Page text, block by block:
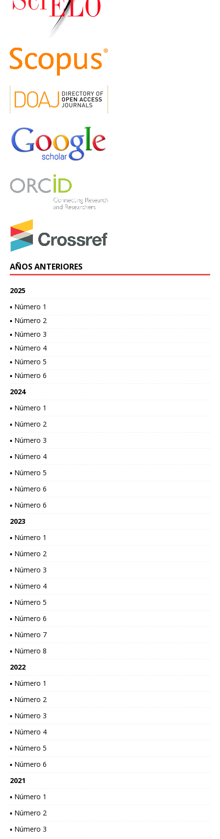
AÑOS ANTERIORES
2025
▪ Número 1
▪ Número 2
▪ Número 3
▪ Número 4
▪ Número 5
▪ Número 6
2024
▪ Número 1
▪ Número 2
▪ Número 3
▪ Número 4
▪ Número 5
▪ Número 6
▪ Número 6
2023
▪ Número 1
▪ Número 2
▪ Número 3
▪ Número 4
▪ Número 5
▪ Número 6
▪ Número 7
▪ Número 8
2022
▪ Número 1
▪ Número 2
▪ Número 3
▪ Número 4
▪ Número 5
▪ Número 6
2021
▪ Número 1
▪ Número 2
▪ Número 3